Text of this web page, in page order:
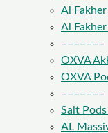
Al
Al
–––––––
OXVA
OXVA
–––––––
Salt
AL